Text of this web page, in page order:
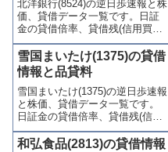
かりやすくまとめて掲載してい
ます。
北洋銀行(8524)の逆日歩速報と株
価、貸借データ一覧です。日証
金の貸借倍率、貸借残(信用買
残、信用売残)、品貸料(逆日
歩)、東証の週末残高、規制(注意
喚起・申込停止)など、空売り関
連情報を集計し、図解でわかり
やすくまとめて掲載していま
す。
雪国まいたけ(1375)の貸借
情報と品貸料
雪国まいたけ(1375)の逆日歩速報
と株価、貸借データ一覧です。
日証金の貸借倍率、貸借残(信用
買残、信用売残)、品貸料(逆日
歩)、東証の週末残高、規制(注意
和弘食品(2813)の貸借情報